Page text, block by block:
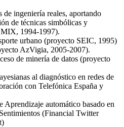
de ingeniería reales, aportando
de técnicas simbólicas y
1994-1997).
urbano (proyecto SEIC, 1995)
AzVigia, 2005-2007).
de minería de datos (proyecto
al diagnóstico en redes de
con Telefónica España y
Aprendizaje automático basado en
(Financial Twitter